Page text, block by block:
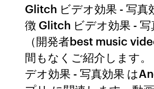
Glitch ビデオ効果 - 写真
徴 Glitch ビデオ効果 - 写
（開発者best music
間もなくご紹介します
デオ効果 - 写真効果 は